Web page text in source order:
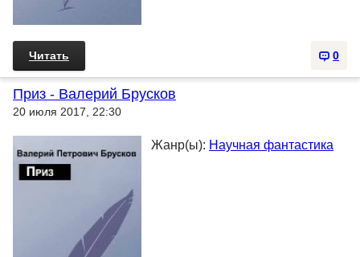
0
Читать
Приз - Валерий Брусков
20 июля 2017, 22:30
Жанр(ы): Научная фантастика